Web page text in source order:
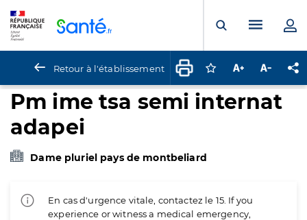
Ouvrir laMenu
Retour à l'établissement Connectez-vous
Augmenter la
Pm ime tsa semi internat
adapei
Dame pluriel pays de montbeliard
En cas d'urgence vitale, contactez le 15. If you
experience or witness a medical emergency,